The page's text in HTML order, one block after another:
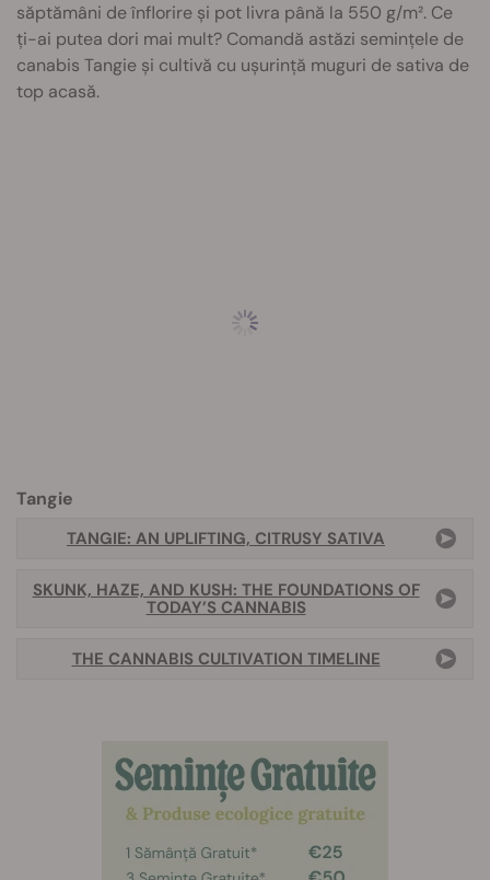
săptămâni de înflorire și pot livra până la 550 g/m². Ce
ți-ai putea dori mai mult? Comandă astăzi semințele de
canabis Tangie și cultivă cu ușurință muguri de sativa de
top acasă.
Tangie
TANGIE: AN UPLIFTING, CITRUSY SATIVA
SKUNK, HAZE, AND KUSH: THE FOUNDATIONS OF
TODAY’S CANNABIS
THE CANNABIS CULTIVATION TIMELINE